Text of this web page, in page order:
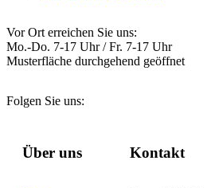
Vor Ort erreichen Sie uns:
Mo.-Do. 7-17 Uhr / Fr. 7-17 Uhr
Musterfläche durchgehend geöffnet
Folgen Sie uns:
Über uns Kontakt